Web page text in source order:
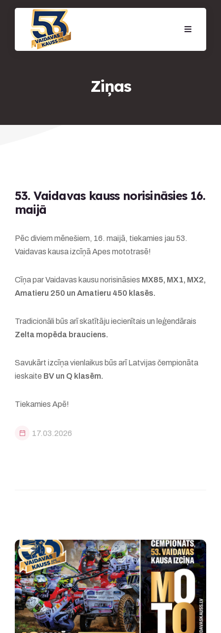
Ziņas
53. Vaidavas kauss norisināsies 16.
maijā
Pēc diviem mēnešiem, 16. maijā, tiekamies jau 53.
Vaidavas kausa izcīņā Apes mototrasē!
Cīņa par Vaidavas kausu norisināsies MX85, MX1, MX2,
Amatieru 250 un Amatieru 450 klasēs.
Tradicionāli būs arī skatītāju iecienītais un leģendārais
Zelta mopēda brauciens.
Savukārt izcīņa vienlaikus būs arī Latvijas čempionāta
ieskaite BV un Q klasēm.
Tiekamies Apē!
17.03.2026